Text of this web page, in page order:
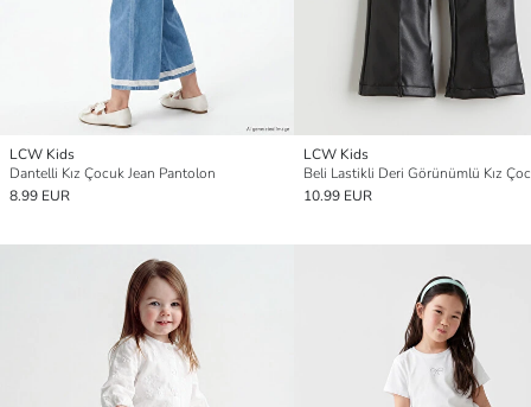
LCW Kids
Dantelli Kız Çocuk Jean Pantolon
8.99 EUR
LCW Kids
10.99 EUR